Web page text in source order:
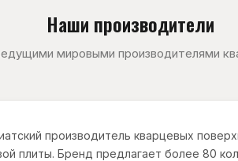
Наши производители
мировыми производителями
производитель кварцевых
плиты. Бренд предлагает более 80